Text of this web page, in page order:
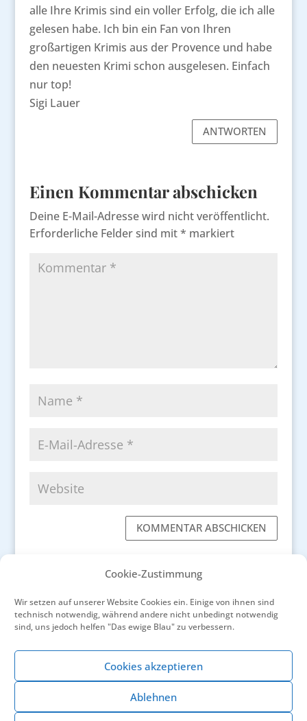
Cookie-Zustimmung
Wir setzen auf unserer Website Cookies ein. Einige von ihnen sind
technisch notwendig, während andere nicht unbedingt notwendig
sind, uns jedoch helfen "Das ewige Blau" zu verbessern.
Cookies akzeptieren
Ablehnen
alle Ihre Krimis sind ein voller Erfolg, die ich alle
gelesen habe. Ich bin ein Fan von Ihren
großartigen Krimis aus der Provence und habe
den neuesten Krimi schon ausgelesen. Einfach
nur top!
Sigi Lauer
ANTWORTEN
Einen Kommentar abschicken
Deine E-Mail-Adresse wird nicht veröffentlicht.
Erforderliche Felder sind mit* markiert
KOMMENTAR ABSCHICKEN
←Henri Matisse liebte die reinen und klaren
Der authentische Charme von Eygalières